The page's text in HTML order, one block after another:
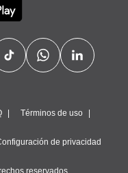
Términos de uso
de privacidad
reservados